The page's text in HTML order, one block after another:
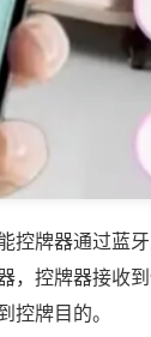
控牌器通过蓝
，控牌器接收
控牌目的。